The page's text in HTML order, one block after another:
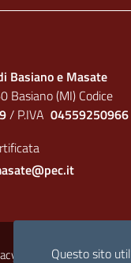
Questo sito
Basiano e Masate
Basiano (MI) Codice
/ P.IVA 04559250966
policy Crediti